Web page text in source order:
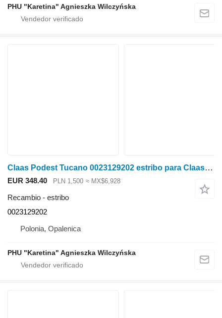
PHU "Karetina" Agnieszka Wilczyńska
Claas Podest Tucano 0023129202 estribo para Claas Tucano cosechadora de cereales
EUR 348.40 PLN 1,500 ≈ MX$6,928
Recambio - estribo
0023129202
Polonia, Opalenica
PHU "Karetina" Agnieszka Wilczyńska